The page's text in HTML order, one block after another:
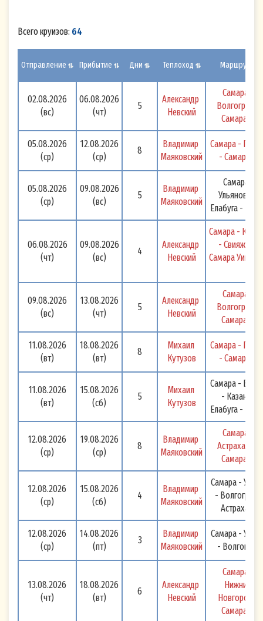
Всего круизов: 64
Отправление Прибытие Дни Теплоход Маршрут
02.08.2026
(вс)
06.08.2026
(чт)
5
Александр
Невский
Самара -
Волгоград -
Самара
05.08.2026
(ср)
12.08.2026
(ср)
8
Владимир
Маяковский
Самара -
- Самара
05.08.2026
(ср)
09.08.2026
(вс)
5
Владимир
Маяковский
Самара -
Ульяновск -
Елабуга -
06.08.2026
(чт)
09.08.2026
(вс)
4
Александр
Невский
Самара -
- Свияжск -
Самара
09.08.2026
(вс)
13.08.2026
(чт)
5
Александр
Невский
Самара -
Волгоград -
Самара
11.08.2026
(вт)
18.08.2026
(вт)
8
Михаил
Кутузов
Самара -
- Самара
11.08.2026
(вт)
15.08.2026
(сб)
5
Михаил
Кутузов
Самара -
- Казань -
Елабуга -
12.08.2026
(ср)
19.08.2026
(ср)
8
Владимир
Маяковский
Самара -
Астрахань -
Самара
12.08.2026
(ср)
15.08.2026
(сб)
4
Владимир
Маяковский
Самара -
- Волгоград -
Астрахань
12.08.2026
(ср)
14.08.2026
(пт)
3
Владимир
Маяковский
Самара -
- Волгоград
13.08.2026
(чт)
18.08.2026
(вт)
6
Александр
Невский
Самара -
Нижний
Новгород -
Самара